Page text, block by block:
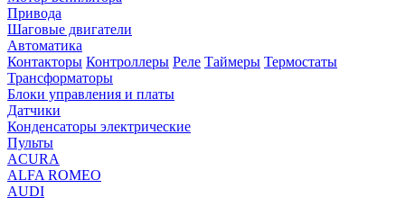
Привода
Шаговые двигатели
Автоматика
Контакторы Контроллеры Реле Таймеры Термостаты
Трансформаторы
Блоки управления и платы
Датчики
Конденсаторы электрические
Пульты
ACURA
ALFA ROMEO
AUDI